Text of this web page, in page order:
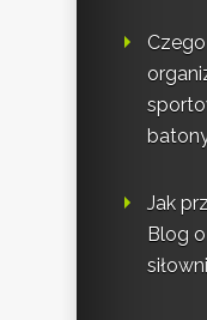
Jak
Blog